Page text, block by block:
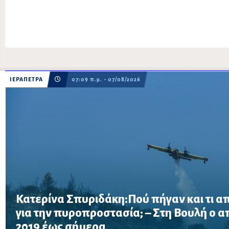
ΙΕΡΑΠΕΤΡΑ 07:09 π.μ. - 07/08/2026
Κατερίνα Σπυριδάκη:Πού πήγαν και τι
για την πυροπροστασία; – Στη Βουλή ο
Το ΠΑΣΟΚ ζητά πλήρη απολογισμό των χρηματοδοτήσεων από το